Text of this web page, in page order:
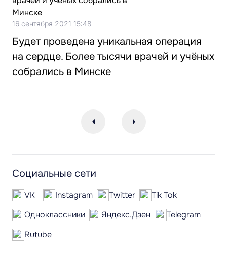
16 сентября 2021 15:48
Будет проведена уникальная операция
на сердце. Более тысячи врачей и учёных
собрались в Минске
Социальные сети
VK Instagram Twitter
Tik Tok
Одноклассники
Яндекс.Дзен
Telegram
Rutube